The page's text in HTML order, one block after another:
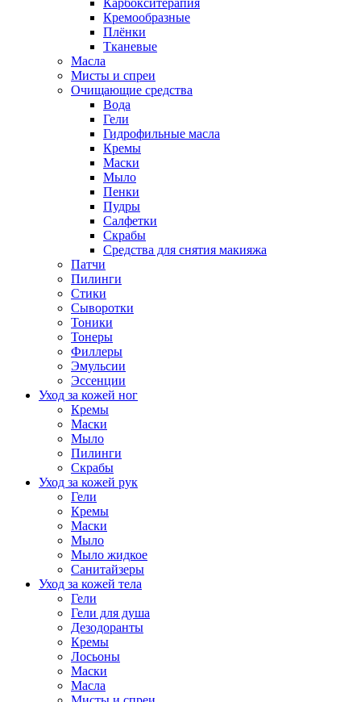
Карбокситерапия
Кремообразные
Плёнки
Тканевые
Масла
Мисты и спреи
Очищающие средства
Вода
Гели
Гидрофильные масла
Кремы
Маски
Мыло
Пенки
Пудры
Салфетки
Скрабы
Средства для снятия макияжа
Патчи
Пилинги
Стики
Сыворотки
Тоники
Тонеры
Филлеры
Эмульсии
Эссенции
Уход за кожей ног
Кремы
Маски
Мыло
Пилинги
Скрабы
Уход за кожей рук
Гели
Кремы
Маски
Мыло
Мыло жидкое
Санитайзеры
Уход за кожей тела
Гели
Гели для душа
Дезодоранты
Кремы
Лосьоны
Маски
Масла